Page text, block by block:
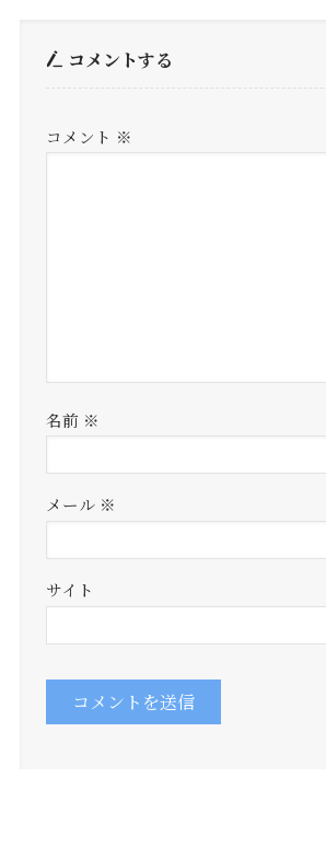
コメントする
コメント ※
名前 ※
メール ※
サイト